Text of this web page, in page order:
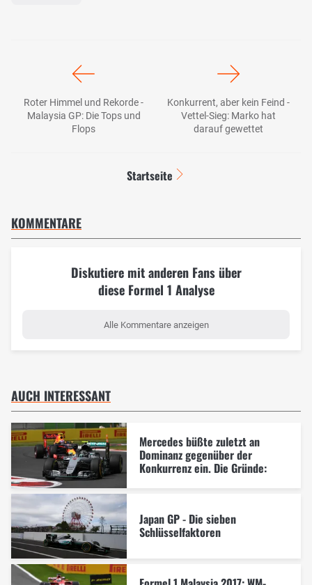
Roter Himmel und Rekorde -
Malaysia GP: Die Tops und
Flops
Konkurrent, aber kein Feind -
Vettel-Sieg: Marko hat
darauf gewettet
Startseite
KOMMENTARE
Diskutiere mit anderen Fans über
diese Formel 1 Analyse
Alle Kommentare anzeigen
AUCH INTERESSANT
Mercedes büßte zuletzt an
Dominanz gegenüber der
Konkurrenz ein. Die Gründe:
Japan GP - Die sieben
Schlüsselfaktoren